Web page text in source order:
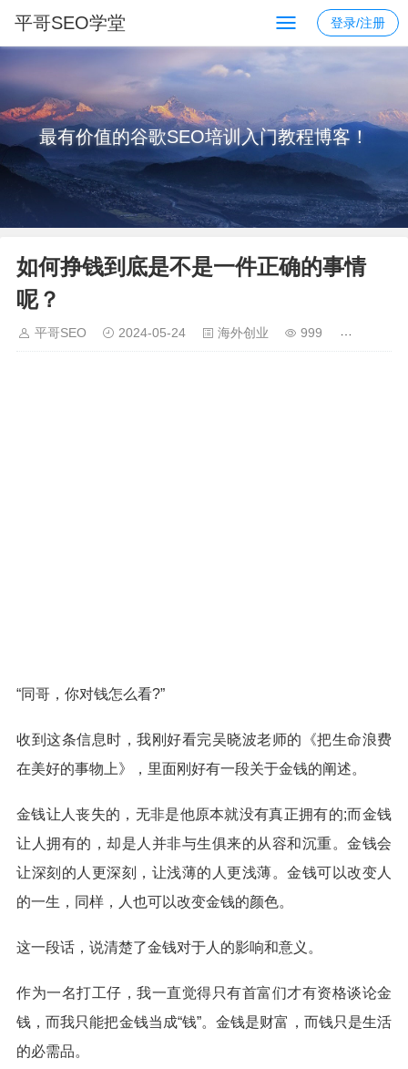
平哥SEO学堂 登录/注册
最有价值的谷歌SEO培训入门教程博客！
如何挣钱到底是不是一件正确的事情
呢？
平哥SEO 2024-05-24 海外创业 999
“同哥，你对钱怎么看?”
收到这条信息时，我刚好看完吴晓波老师的《把生命浪费
在美好的事物上》，里面刚好有一段关于金钱的阐述。
金钱让人丧失的，无非是他原本就没有真正拥有的;而金钱
让人拥有的，却是人并非与生俱来的从容和沉重。金钱会
让深刻的人更深刻，让浅薄的人更浅薄。金钱可以改变人
的一生，同样，人也可以改变金钱的颜色。
这一段话，说清楚了金钱对于人的影响和意义。
作为一名打工仔，我一直觉得只有首富们才有资格谈论金
钱，而我只能把金钱当成“钱”。金钱是财富，而钱只是生活
的必需品。